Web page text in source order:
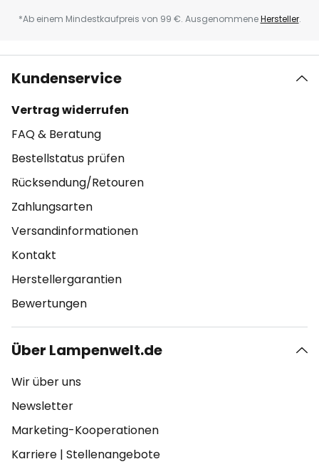
*Ab einem Mindestkaufpreis von 99 €. AusgenommeneHersteller.
Kundenservice
Vertrag widerrufen
FAQ & Beratung
Bestellstatus prüfen
Rücksendung/Retouren
Zahlungsarten
Versandinformationen
Kontakt
Herstellergarantien
Bewertungen
Über Lampenwelt.de
Wir über uns
Newsletter
Marketing-Kooperationen
Karriere | Stellenangebote